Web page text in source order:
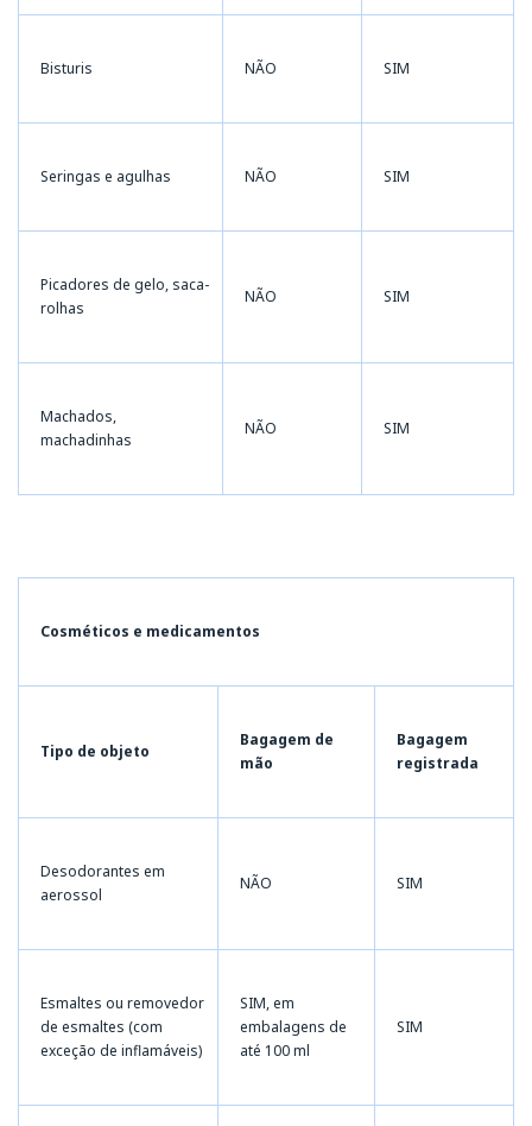
Bisturis NÃO SIM
Seringas e agulhas NÃO SIM
Picadores de gelo, saca-
rolhas
NÃO SIM
Machados,
machadinhas
NÃO SIM
Cosméticos e medicamentos
Tipo de objeto
Bagagem de
mão
Bagagem
registrada
Desodorantes em
aerossol
NÃO SIM
Esmaltes ou removedor
de esmaltes (com
exceção de inflamáveis)
SIM, em
embalagens de
até 100 ml
SIM